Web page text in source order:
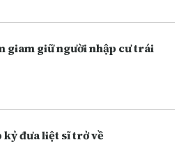
giam giữ người nhập cư trái
đưa liệt sĩ trở về